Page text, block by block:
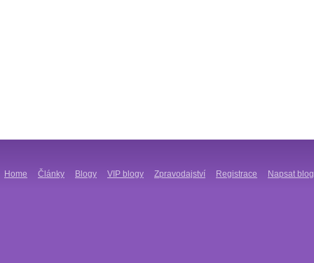
Home Články Blogy VIP blogy Zpravodajství Registrace Napsat blog